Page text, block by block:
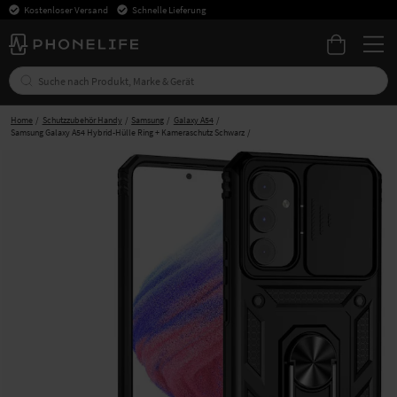
Kostenloser Versand Schnelle Lieferung
Home Schutzzubehör Handy Samsung
Galaxy A54
Samsung Galaxy A54 Hybrid-Hülle Ring + Kameraschutz Schwarz